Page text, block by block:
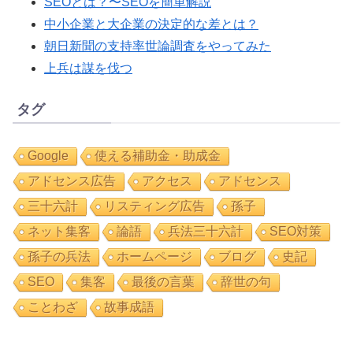
中小企業と大企業の決定的な差とは？
朝日新聞の支持率世論調査をやってみた
上兵は謀を伐つ
タグ
Google
使える補助金・助成金
アドセンス広告
アクセス
アドセンス
三十六計
リスティング広告
孫子
ネット集客
論語 兵法三十六計
SEO対策
孫子の兵法
ホームページ ブログ
史記
SEO
集客 最後の言葉
辞世の句
ことわざ
故事成語